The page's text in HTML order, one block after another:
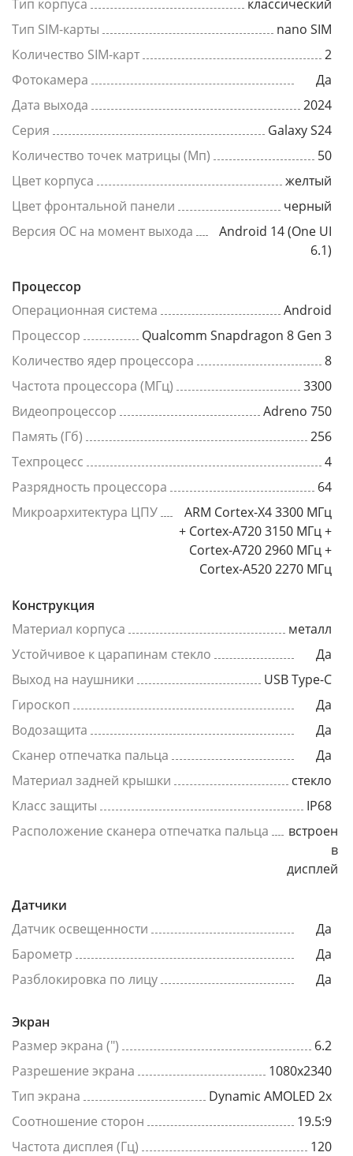
Тип корпуса
классический
Тип SIM-карты
nano SIM
Количество SIM-карт
2
Фотокамера
Да
Дата выхода
2024
Серия
Galaxy S24
Количество точек матрицы (Мп)
50
Цвет корпуса
желтый
Цвет фронтальной панели
черный
Версия ОС на момент выхода
Android 14 (One UI
6.1)
Процессор
Операционная система
Android
Процессор
Qualcomm Snapdragon 8 Gen 3
Количество ядер процессора
8
Частота процессора (МГц)
3300
Видеопроцессор
Adreno 750
Память (Гб)
256
Техпроцесс
4
Разрядность процессора
64
Микроархитектура ЦПУ
ARM Cortex-X4 3300 МГц
+ Cortex-A720 3150 МГц +
Cortex-A720 2960 МГц +
Cortex-A520 2270 МГц
Конструкция
Материал корпуса
металл
Устойчивое к царапинам стекло
Да
Выход на наушники
USB Type-C
Гироскоп
Да
Водозащита
Да
Сканер отпечатка пальца
Да
Материал задней крышки
стекло
Класс защиты
IP68
Расположение сканера отпечатка пальца
встроен
в
дисплей
Датчики
Датчик освещенности
Да
Барометр
Да
Разблокировка по лицу
Да
Экран
Размер экрана (")
6.2
Разрешение экрана
1080x2340
Тип экрана
Dynamic AMOLED 2x
Соотношение сторон
19.5:9
Частота дисплея (Гц)
120